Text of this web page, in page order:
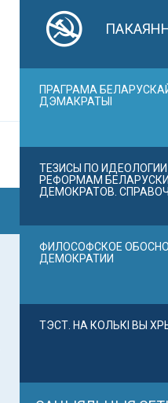
ПРАГРАМА
ДЭМАКРАТЫІ
ТЕЗИСЫ ПО
РЕФОРМАМ
ДЕМОКРАТОВ.
ФИЛОСОФСКОЕ
ДЕМОКРАТИИ
ТЭСТ. НА КОЛЬКІ ВЫ